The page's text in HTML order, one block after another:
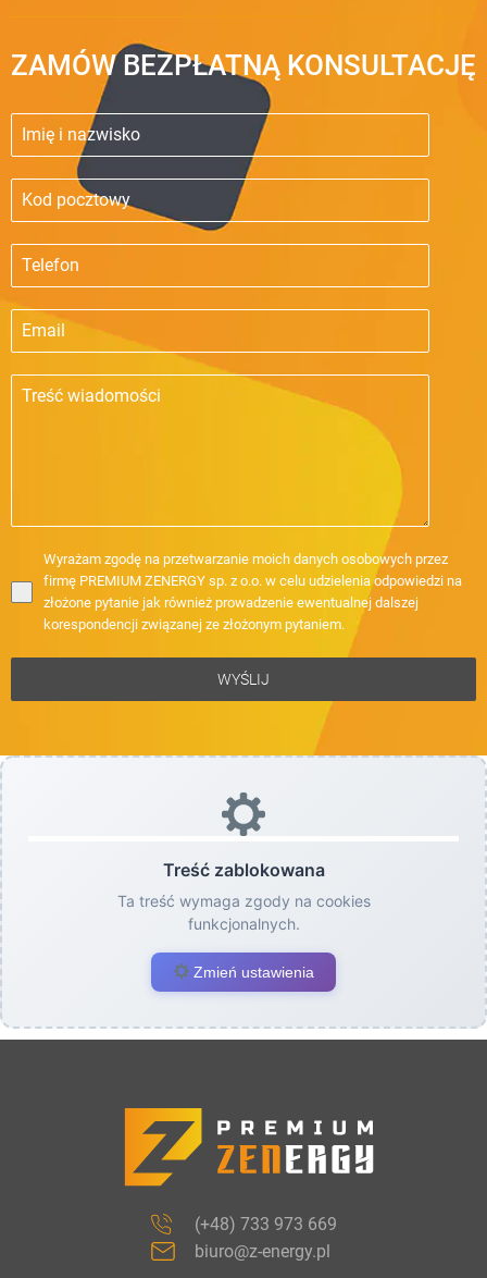
ZAMÓW BEZPŁATNĄ KONSULTACJĘ
Wyrażam zgodę na przetwarzanie moich danych osobowych przez
firmę PREMIUM ZENERGY sp. z o.o. w celu udzielenia odpowiedzi na
złożone pytanie jak również prowadzenie ewentualnej dalszej
korespondencji związanej ze złożonym pytaniem.
WYŚLIJ
Treść zablokowana
Ta treść wymaga zgody na cookies
funkcjonalnych.
Zmień ustawienia
(+48) 733 973 669
biuro@z-energy.pl